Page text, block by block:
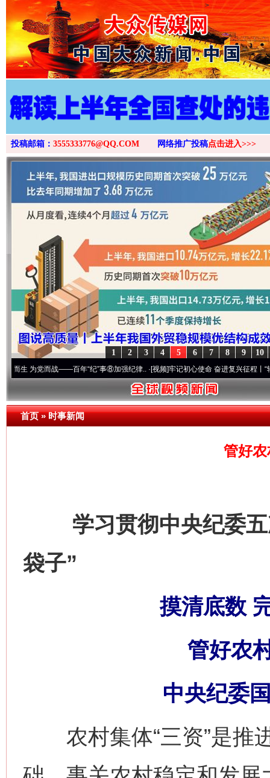
>
投稿邮箱： 3555333776@QQ.COM 网络推广投稿点击进入>>>
10
9
8
7
6
5
4
3
2
1
而战——百年“纪”事⑧加强纪律..·[视频]牢记初心使命 奋进复兴征程丨“转折之城”激
首页»时事新闻
管好
学习贯彻中央纪委五
袋子”
摸清底数
管好农
中央纪委
农村集体“三资”是推